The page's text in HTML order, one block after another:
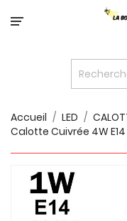
Catégorie
12V/24V
INTERIEURS
LUMINAIRES
EXTERIEURS
Accueil LED
Calotte Cuivrée 4W E14